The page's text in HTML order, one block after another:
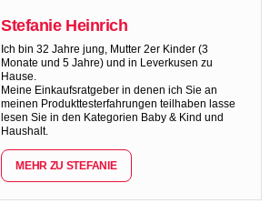
Stefanie Heinrich
Ich bin 32 Jahre jung, Mutter 2er Kinder (3
Monate und 5 Jahre) und in Leverkusen zu
Hause.
Meine Einkaufsratgeber in denen ich Sie an
meinen Produkttesterfahrungen teilhaben lasse
lesen Sie in den Kategorien Baby & Kind und
Haushalt.
MEHR ZU STEFANIE